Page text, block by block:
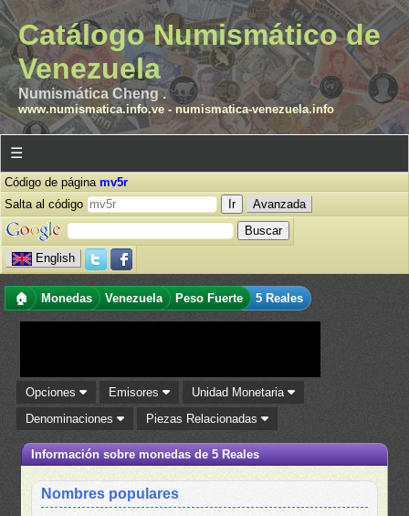
Catálogo Numismático de
Venezuela
Numismática Cheng .
www.numismatica.info.ve- numismatica-venezuela.info
☰
Código de página mv5r
Salta al código
Avanzada
English
🏠 Monedas Venezuela Peso Fuerte 5 Reales
Opciones Emisores
Unidad Monetaria
Denominaciones
Piezas Relacionadas
Información sobre monedas de 5 Reales
Nombres populares